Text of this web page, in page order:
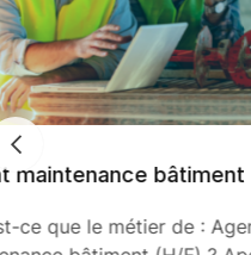
Aide Couvreur
Qu' est-ce que le